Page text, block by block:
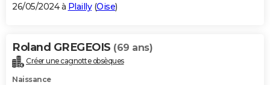
26/05/2024 à Plailly(Oise)
Roland GREGEOIS (69 ans)
Créer une cagnotte obsèques
Naissance